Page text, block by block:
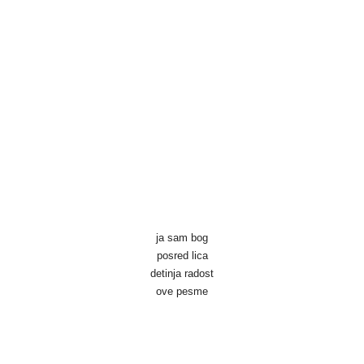
ja sam bog
posred lica
detinja radost
ove pesme